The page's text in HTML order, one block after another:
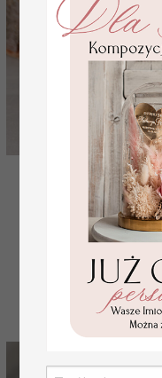
naklejki na
butelki na weselu,
(